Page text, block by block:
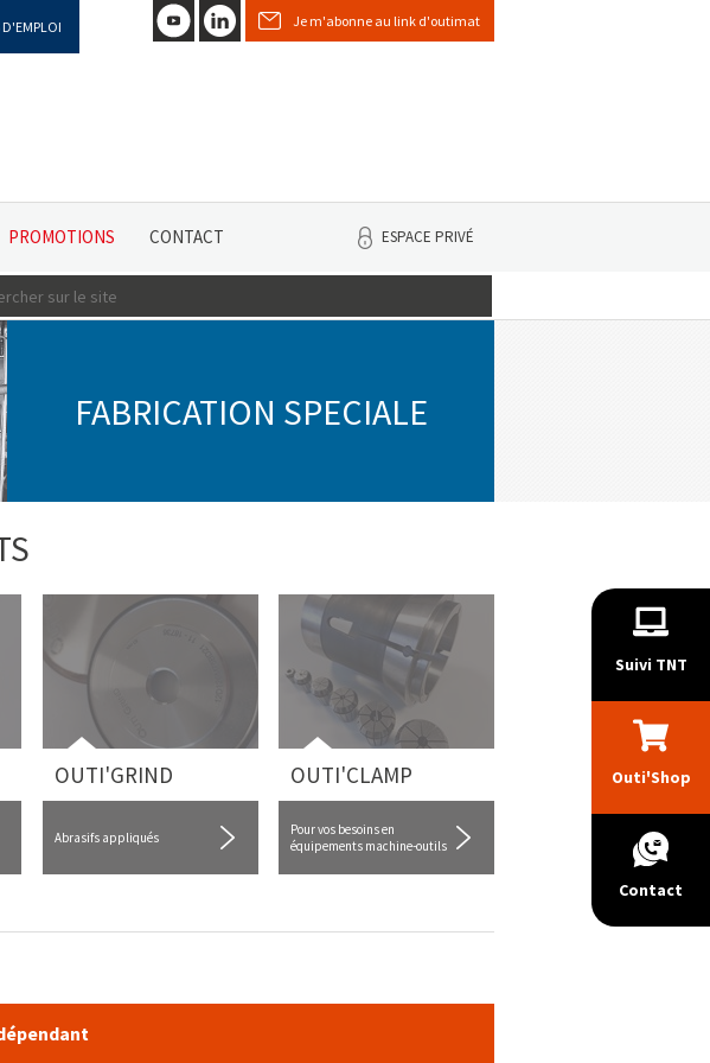
D'EMPLOI Je m'abonne au link d'outimat
PROMOTIONS CONTACT ESPACE PRIVÉ
FABRICATION SPECIALE
OUTI'GRIND
Abrasifs appliqués
OUTI'CLAMP
Pour vos besoins en
équipements machine-outils
Suivi TNT
Outi'Shop
Contact